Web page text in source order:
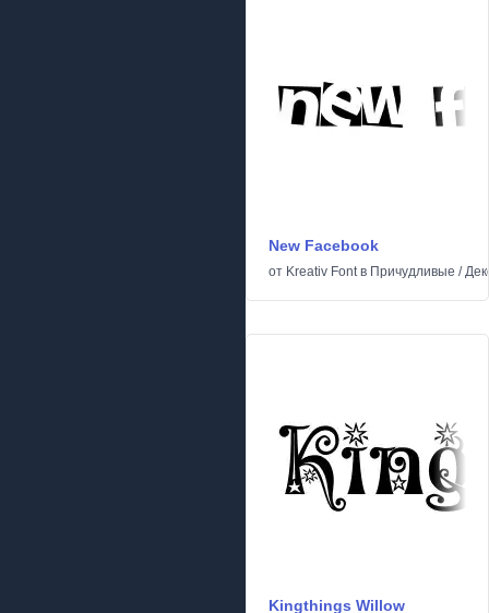
New Facebook
от Kreativ Fontв Причудливые /
Kingthings Willow